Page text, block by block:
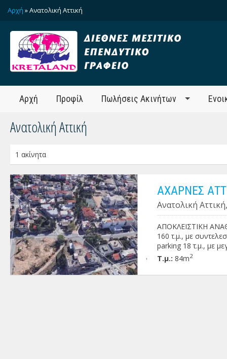
Αρχή » Ανατολική Αττική
Αρχή Προφίλ Πωλήσεις Ακινήτων
Ανατολική Αττική
1 ακίνητα
ΑΧΑΡΝΕΣ
Ανατολική
ΑΠΟΚΛΕΙΣΤΙΚΗ
160 τ.μ., με
parking 18 τ.μ., με
1970 ( μερικώς
Τ.μ.: 84m2